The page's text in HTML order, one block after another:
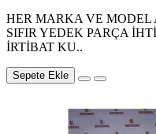
HER MARKA VE
SIFIR YEDEK PARÇA
İRTİBAT KU..
Sepete Ekle